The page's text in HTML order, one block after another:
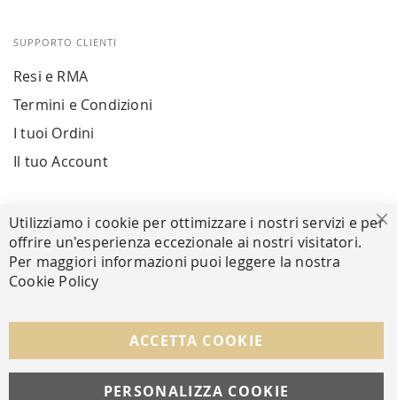
SUPPORTO CLIENTI
Resi e RMA
Termini e Condizioni
I tuoi Ordini
Il tuo Account
Facebook Instagram Whatsapp
Utilizziamo i cookie per ottimizzare i nostri servizi e per
offrire un'esperienza eccezionale ai nostri visitatori.
Per maggiori informazioni puoi leggere la nostra
Cookie Policy
ACCETTA COOKIE
PERSONALIZZA COOKIE